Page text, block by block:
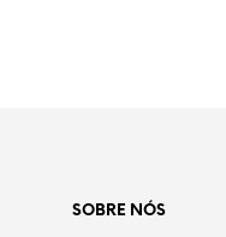
SOBRE NÓS